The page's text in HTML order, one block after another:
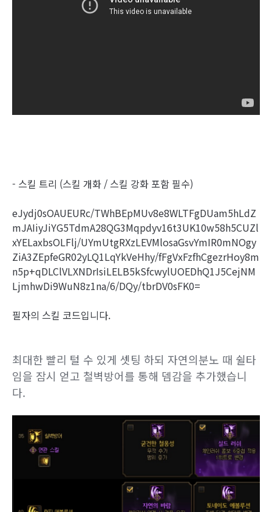
- 스킬 트리 (스킬 개화 / 스킬 강화 포함 필수)
eJydj0sOAUEURc/TWhBEpMUv8e8WLTFgDUam5hLdZ
mJAIiyJiYG5TdmA28QG3Mqpdyv16t3UK10w58h5CUZl
xYELaxbsOLFlj/UYmUtgRXzLEVMlosaGsvYmIR0mNOgy
ZiA3ZEpfeGR02yLQ1LqYkVeHhy/fFgVxFzfhCgezrHoy8m
n5p+qDLClVLXNDrIsiLELB5kSfcwylUOEDhQ1J5CejNM
LjmhwDi9WuN8z1na/6/DQy/tbrDV0sFK0=
필자의 스킬 코드입니다.
최대한 빨리 털 수 있게 셋팅 하되 자연의분노 때 쉴타
임을 잠시 얻고 철벽방어를 통해 뎀감을 추가했습니
다.